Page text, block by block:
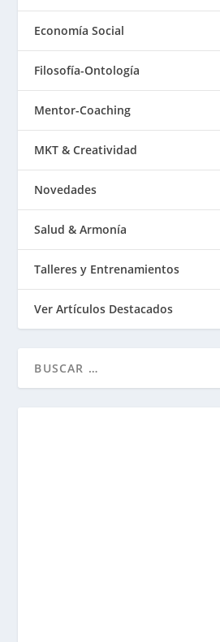
Economía Social
Filosofía-Ontología
Mentor-Coaching
MKT & Creatividad
Novedades
Salud & Armonía
Talleres y Entrenamientos
Ver Artículos Destacados